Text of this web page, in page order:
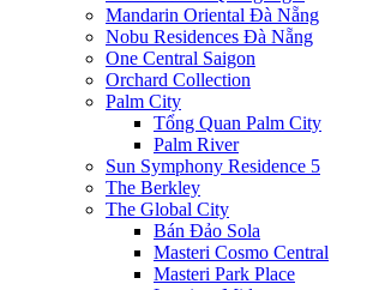
Mandarin Oriental Đà Nẵng
Nobu Residences Đà Nẵng
One Central Saigon
Orchard Collection
Palm City
Tổng Quan Palm City
Palm River
Sun Symphony Residence 5
The Berkley
The Global City
Bán Đảo Sola
Masteri Cosmo Central
Masteri Park Place